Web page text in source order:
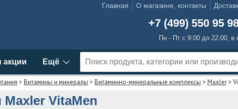
Главная О магазине, контакты
+7 (499) 550 95
Пн - Пт с 9:00 до 22:00, в
акции Ещё
> Витамины и минералы > Витаминно-минеральные комплексы > Maxler>
VitaMen